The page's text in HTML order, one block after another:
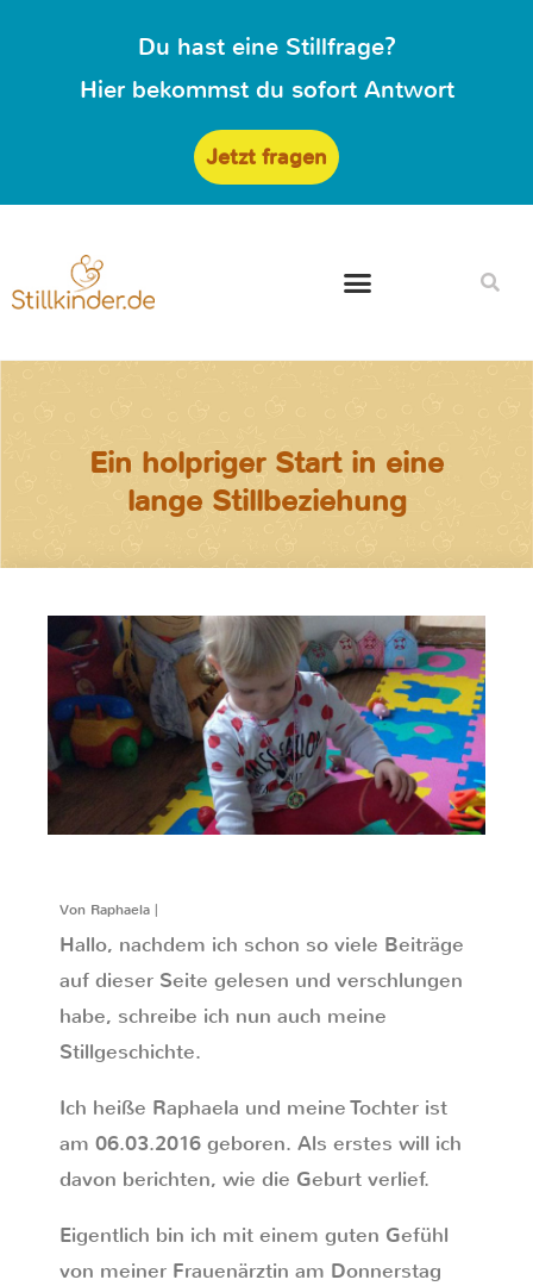
Du hast eine Stillfrage?
Hier bekommst du sofort Antwort
Jetzt fragen
Ein holpriger Start in eine
lange Stillbeziehung
Von Raphaela |
Hallo, nachdem ich schon so viele Beiträge
auf dieser Seite gelesen und verschlungen
habe, schreibe ich nun auch meine
Stillgeschichte.
Ich heiße Raphaela und meine Tochter ist
am 06.03.2016 geboren. Als erstes will ich
davon berichten, wie die Geburt verlief.
Eigentlich bin ich mit einem guten Gefühl
von meiner Frauenärztin am Donnerstag